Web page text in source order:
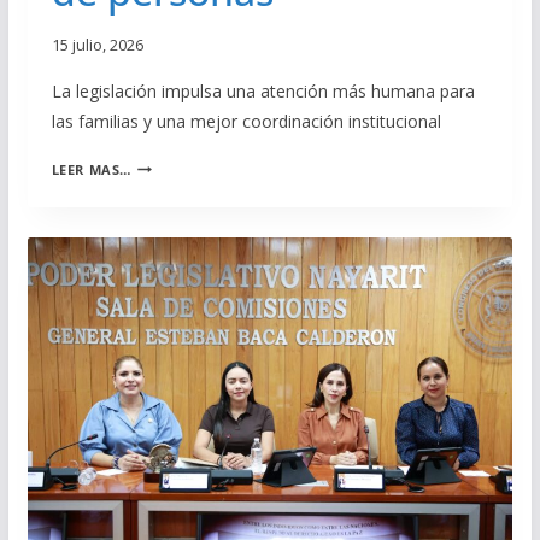
P
R
A
T
A
L
A
T
I
T
U
L
A
R
I
D
15 julio, 2026
La legislación impulsa una atención más humana para
las familias y una mejor coordinación institucional
LEER MAS… A
U
E
B
A
C
O
N
G
R
E
S
O